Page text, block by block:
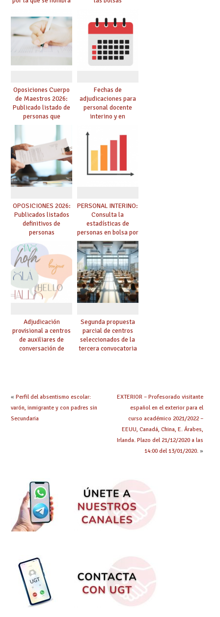
prácticas, se regulan
dichas prácticas y se
convoca acto público
de adjudicación
Cuerpo de Maestros
de especialidades
convocadas a
oposición
Oposiciones Cuerpo
de Maestros 2026:
Publicado listado de
personas que
adquieren nueva
especialidad
Fechas de
adjudicaciones para
personal docente
interino y en
debes saber
OPOSICIONES 2026:
Publicados listados
definitivos de
personas
seleccionadas. ¿Qué
hacer ahora si he
obtenido plaza?
PERSONAL INTERINO:
Consulta la
estadísticas de
personas en bolsa por
cuerpo, especialidad
y tipo de bolsa para
el curso 26/27
Adjudicación
provisional a centros
de auxiliares de
conversación de
Segunda propuesta
parcial de centros
seleccionados de la
tercera convocatoria
« Perfil del absentismo escolar:
varón, inmigrante y con padres sin
Secundaria
EXTERIOR – Profesorado visitante
español en el exterior para el
curso académico 2021/2022 –
EEUU, Canadá, China, E. Árabes,
Irlanda. Plazo del 21/12/2020 a las
14:00 del 13/01/2020.»